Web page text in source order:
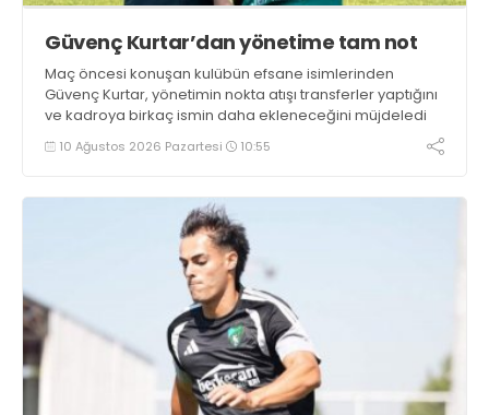
Güvenç Kurtar’dan yönetime tam not
Maç öncesi konuşan kulübün efsane isimlerinden
Güvenç Kurtar, yönetimin nokta atışı transferler yaptığını
ve kadroya birkaç ismin daha ekleneceğini müjdeledi
10 Ağustos 2026 Pazartesi 10:55